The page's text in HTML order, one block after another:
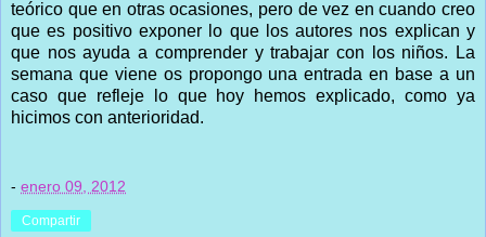
teórico que en otras ocasiones, pero de vez en cuando creo
que es positivo exponer lo que los autores nos explican y
que nos ayuda a comprender y trabajar con los niños. La
semana que viene os propongo una entrada en base a un
caso que refleje lo que hoy hemos explicado, como ya
hicimos con anterioridad.
- enero 09, 2012
Compartir